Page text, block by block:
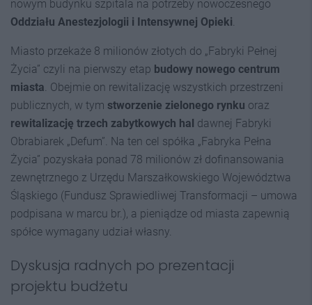
nowym budynku szpitala na potrzeby nowoczesnego
Oddziału Anestezjologii i Intensywnej Opieki.
Miasto przekaże 8 milionów złotych do „Fabryki Pełnej
Życia” czyli na pierwszy etap budowy nowego centrum
miasta. Obejmie on rewitalizację wszystkich przestrzeni
publicznych, w tym stworzenie zielonego rynku oraz
rewitalizację trzech zabytkowych hal dawnej Fabryki
Obrabiarek „Defum”. Na ten cel spółka „Fabryka Pełna
Życia” pozyskała ponad 78 milionów zł dofinansowania
zewnętrznego z Urzędu Marszałkowskiego Województwa
Śląskiego (Fundusz Sprawiedliwej Transformacji – umowa
podpisana w marcu br.), a pieniądze od miasta zapewnią
spółce wymagany udział własny.
Dyskusja radnych po prezentacji
projektu budżetu